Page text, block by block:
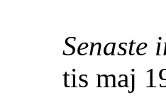
Senaste
tis maj